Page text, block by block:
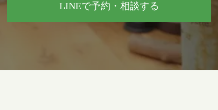
LINEで予約・相談する